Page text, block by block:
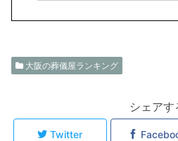
大阪の葬儀屋ランキング
シェアす
Twitter